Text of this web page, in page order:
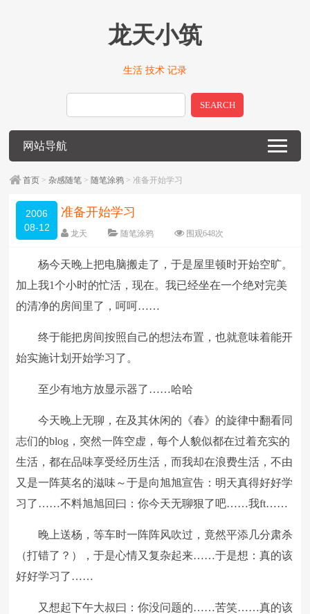
龙天小筑
生活 技术 记录
SEARCH
网站导航
首页 >杂感随笔 > 随笔涂鸦 > 准备开始学习
2006
08-12
准备开始学习
龙天 随笔涂鸦 围观648次
字体：大 中 小
杨今天晚上把电脑搬走了，于是屋里顿时开始空旷。
加上我1个小时的忙活，现在。我已经坐在一个绝对完美
的清净的房间里了，呵呵……
终于能把房间按照自己的想法布置，也就意味着能开
始实施计划开始学习了。
至少有地方放显示器了……哈哈
今天晚上无聊，在及其休闲的《春》的旋律中翻看同
志们的blog，突然一阵空虚，每个人貌似都在过着充实的
生活，都在品味享受经历生活，而我却在浪费生活，不由
又是一阵莫名的滋味～于是向旭旭宣告：明天真得好好学
习了……不料旭旭回曰：你今天无聊狠了吧……我ft……
晚上送杨，等车时一阵阵风吹过，竟然平添几分肃杀
（打错了？），于是心情又复杂起来……于是想：真的该
好好学习了……
又想起下午大叔曰：你没问题的……苦笑……真的该